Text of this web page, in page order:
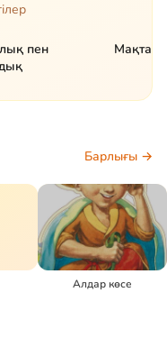
пен
Мақта
Барлығы →
Алдар көсе